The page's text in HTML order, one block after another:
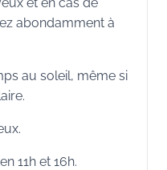
abondamment à
au soleil, même si
11h et 16h.